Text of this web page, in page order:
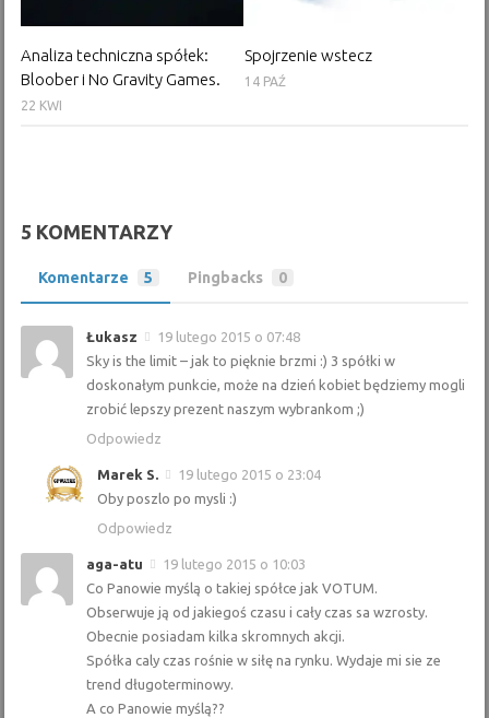
Analiza techniczna spółek:
Bloober i No Gravity Games.
22 KWI
Spojrzenie wstecz
14 PAŹ
5 KOMENTARZY
Komentarze 5 Pingbacks 0
Łukasz
19 lutego 2015 o 07:48
Sky is the limit – jak to pięknie brzmi :) 3 spółki w
doskonałym punkcie, może na dzień kobiet będziemy mogli
zrobić lepszy prezent naszym wybrankom ;)
Odpowiedz
Marek S.
19 lutego 2015 o 23:04
Oby poszlo po mysli :)
Odpowiedz
aga-atu
19 lutego 2015 o 10:03
Co Panowie myślą o takiej spółce jak VOTUM.
Obserwuje ją od jakiegoś czasu i cały czas sa wzrosty.
Obecnie posiadam kilka skromnych akcji.
Spółka caly czas rośnie w siłę na rynku. Wydaje mi sie ze
trend długoterminowy.
A co Panowie myślą??